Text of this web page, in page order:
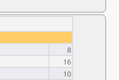
8
16
10